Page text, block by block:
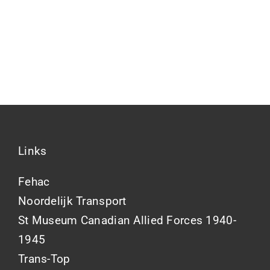
Links
Fehac
Noordelijk Transport
St Museum Canadian Allied Forces 1940-
1945
Trans-Top